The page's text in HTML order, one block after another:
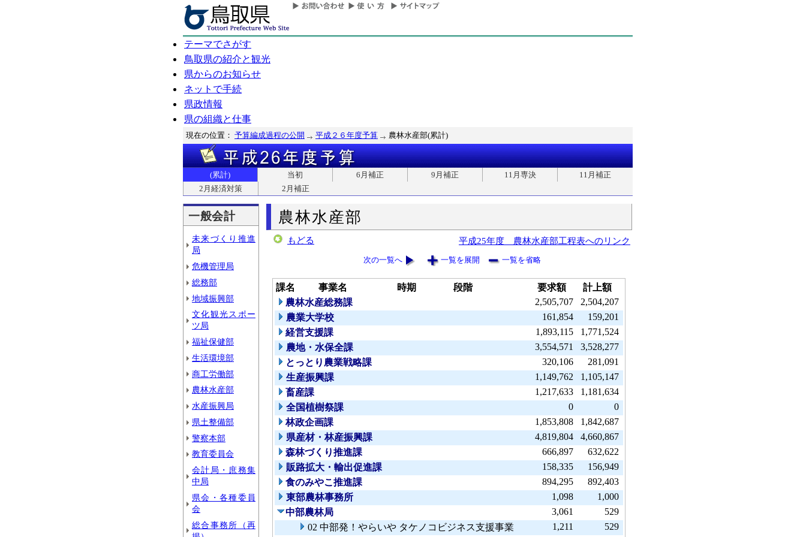
テーマでさがす
鳥取県の紹介と観光
県からのお知らせ
ネットで手続
県政情報
県の組織と仕事
現在の位置： 予算編成過程の公開 平成２６年度予算 農林水産部(累計)
(累計) 当初 6月補正 9月補正 11月専決
11月補正
2月経済対策
2月補正
一般会計
未来づくり推進
局
危機管理局
総務部
地域振興部
文化観光スポー
ツ局
福祉保健部
生活環境部
商工労働部
農林水産部
水産振興局
県土整備部
警察本部
教育委員会
会計局・庶務集
中局
県会・各種委員
会
総合事務所（再
農林水産部
もどる 平成25年度 農林水産部工程表へのリンク
次の一覧へ 一覧を展開 一覧を省略
課名 事業名 時期 段階 要求額
計上額
農林水産総務課
2,505,707
2,504,207
農業大学校
161,854
159,201
経営支援課
1,893,115
1,771,524
農地・水保全課
3,554,571
3,528,277
とっとり農業戦略課
320,106
281,091
生産振興課
1,149,762
1,105,147
畜産課
1,217,633
1,181,634
全国植樹祭課
0
0
林政企画課
1,853,808
1,842,687
県産材・林産振興課
4,819,804
4,660,867
森林づくり推進課
666,897
632,622
販路拡大・輸出促進課
158,335
156,949
食のみやこ推進課
894,295
892,403
東部農林事務所
1,098
1,000
中部農林局
3,061
529
02 中部発！やらいや タケノコビジネス支援事業
1,211
529